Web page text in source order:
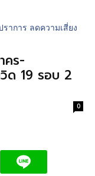
คร-
ด 19 รอบ 2
0